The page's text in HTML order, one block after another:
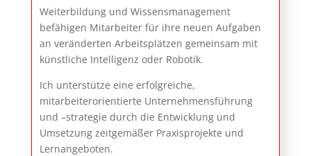
Weiterbildung und Wissensmanagement
befähigen Mitarbeiter für ihre neuen Aufgaben
an veränderten Arbeitsplätzen gemeinsam mit
künstliche Intelligenz oder Robotik.
Ich unterstütze eine erfolgreiche,
mitarbeiterorientierte Unternehmensführung
und –strategie durch die Entwicklung und
Umsetzung zeitgemäßer Praxisprojekte und
Lernangeboten.